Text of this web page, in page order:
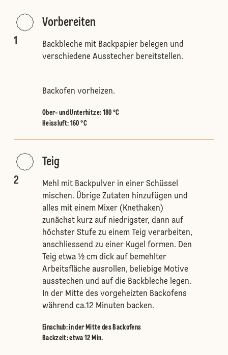
1
Vorbereiten
Backbleche mit Backpapier belegen und
verschiedene Ausstecher bereitstellen.
Backofen vorheizen.
Ober- und Unterhitze: 180 °C
Heissluft: 160 °C
2
Teig
Mehl mit Backpulver in einer Schüssel
mischen. Übrige Zutaten hinzufügen und
alles mit einem Mixer (Knethaken)
zunächst kurz auf niedrigster, dann auf
höchster Stufe zu einem Teig verarbeiten,
anschliessend zu einer Kugel formen. Den
Teig etwa ½ cm dick auf bemehlter
Arbeitsfläche ausrollen, beliebige Motive
ausstechen und auf die Backbleche legen.
In der Mitte des vorgeheizten Backofens
während ca.12 Minuten backen.
Einschub:in der Mitte des Backofens
Backzeit: etwa 12 Min.